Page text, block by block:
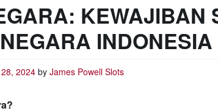
KEWAJIBAN
INDONESIA
2024by James Powell Slots